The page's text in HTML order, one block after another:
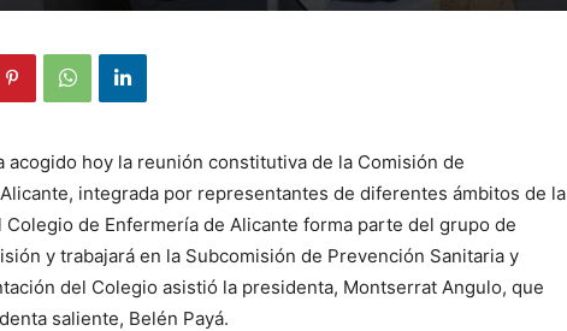
acogido hoy la reunión constitutiva de la Comisión de
integrada por representantes de diferentes ámbitos de la
de Enfermería de Alicante forma parte del grupo de
y trabajará en la Subcomisión de Prevención Sanitaria y
del Colegio asistió la presidenta, Montserrat Angulo, que
saliente, Belén Payá.